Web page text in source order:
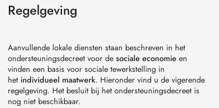
Regelgeving
Aanvullende lokale diensten staan beschreven in het
ondersteuningsdecreet voor de sociale economie en
vinden een basis voor sociale tewerkstelling in
het individueel maatwerk. Hieronder vind u de vigerende
regelgeving. Het besluit bij het ondersteuningsdecreet is
nog niet beschikbaar.